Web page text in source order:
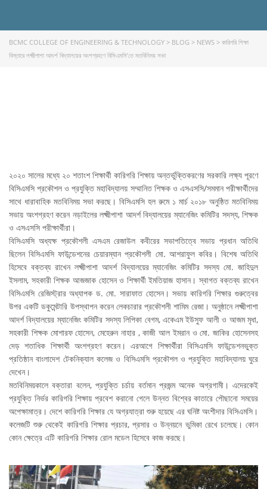
BCMC COLLEGE OF ENGINEERING & TECHNOLOGY > BLOG > NEWS > কারিগরি শিক্ষা
বিস্তারে লক্ষ্মীপাশা আদর্শ বিদ্যালয়ের অংশগ্রহণে বিসিএমসি’তে মতবিনিময় সভা
২০২০ সালের মধ্যে ২০ শতাংশ শিক্ষার্থী কারিগরি শিক্ষায় অন্তর্ভুক্তিকরণের সরকারি লক্ষ্য পূরণে
বিসিএমসি প্রকৌশল ও প্রযুক্তি মহাবিদ্যালয় সম্মানিত শিক্ষক ও এসএসসি/সমমান পরীক্ষার্থীদের
সাথে ধারাবাহিক মতবিনিময় সভা করছে। বিসিএমসি হল রুমে ১ মার্চ ২০১৮ অনুষ্ঠিত মতবিনিময়
সভায় অংশগ্রহণ করেন নড়াইলের লক্ষ্মীপাশা আদর্শ বিদ্যালয়ের ম্যানেজিং কমিটির সদস্য, শিক্ষক
ও এসএসসি পরীক্ষার্থীরা।
বিসিএমসি অধ্যক্ষ প্রকৌশলী এসএম রেজাউল কবীরের সভাপতিত্বে সভায় প্রধান অতিথি
ছিলেন বিসিএমসি ফাউন্ডেশনের চেয়ারম্যান প্রকৌশলী মো. আশরাফুল কবির। বিশেষ অতিথি
হিসেবে বক্তব্য রাখেন লক্ষ্মীপাশা আদর্শ বিদ্যালয়ের ম্যানেজিং কমিটির সদস্য মো. জাহিদুল
ইসলাম, সহকারী শিক্ষক আজজাক হোসেন ও শিক্ষার্থী ইমতিয়াজ হাসান। স্বাগত বক্তব্য রাখেন
বিসিএমসি রেজিস্ট্রার অধ্যাপক ড. মো. সারাফাত হোসেন। সভায় কারিগরি শিক্ষার গুরুত্বের
উপর একটি ডকুমেন্টারি উপস্থাপন করেন লেকচারার প্রকৌশলী শামিম রেজা। অনুষ্ঠানে লক্ষ্মীপাশা
আদর্শ বিদ্যালয়ের ম্যানেজিং কমিটির সদস্য লিপিকা বেগম, একেএম ইউসুফ আলী ও আজম মৃধা,
সহকারী শিক্ষক মোশারফ হোসেন, মেহেরুন নাহার , কাজী আল ইমরান ও মো. জাকির হোসেনসহ
দেড় শতাধিক শিক্ষার্থী অংশগ্রহণ করেন। এরআগে শিক্ষার্থীরা বিসিএমসি ফাউন্ডেশনভুক্ত
প্রতিষ্ঠান বাংলাদেশ টেকনিক্যাল কলেজ ও বিসিএমসি প্রকৌশল ও প্রযুক্তি মহাবিদ্যালয় ঘুরে
দেখেন।
মতবিনিময়কালে বক্তারা বলেন, প্রযুক্তি চর্চায় বর্তমান প্রজন্ম অনেক অগ্রগামী। এদেরকেই
প্রযুক্তি নির্ভর কারিগরি শিক্ষায় প্রবেশ করানো গেলে উন্নত বিশ্বের কাতারে পৌছানো সময়ের
অপেক্ষামাত্র। দেশে কারিগরি শিক্ষার যে অগ্রযাত্রা শুরু হয়েছে এর ঘনিষ্ট অংশীদার বিসিএমসি।
কলেজটি শুরু থেকেই কারিগরি শিক্ষার প্রচার, প্রসার ও উন্নয়নে ভুমিকা রেখে চলেছে। কোন
কোন ক্ষেত্রে এটি কারিগরি শিক্ষার রোল মডেল হিসেবে কাজ করছে।